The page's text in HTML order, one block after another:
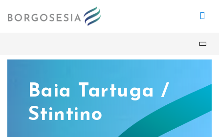
Baia Tartuga /
Stintino